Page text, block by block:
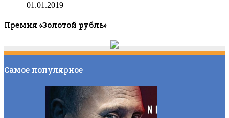
01.01.2019
Премия «Золотой рубль»
Самое популярное